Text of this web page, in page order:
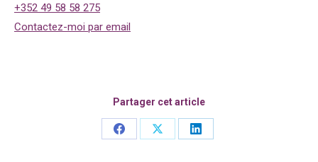
+352 49 58 58 275
Contactez-moi par email
Partager cet article
Share
Share
Share